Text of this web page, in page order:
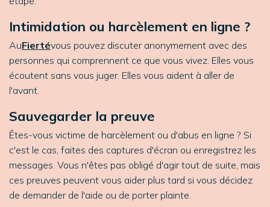
Intimidation ou harcèlement en ligne ?
AuFiertévous pouvez discuter anonymement avec des
personnes qui comprennent ce que vous vivez. Elles vous
écoutent sans vous juger. Elles vous aident à aller de
l'avant.
Sauvegarder la preuve
Êtes-vous victime de harcèlement ou d'abus en ligne ? Si
c'est le cas, faites des captures d'écran ou enregistrez les
messages. Vous n'êtes pas obligé d'agir tout de suite, mais
ces preuves peuvent vous aider plus tard si vous décidez
de demander de l'aide ou de porter plainte.